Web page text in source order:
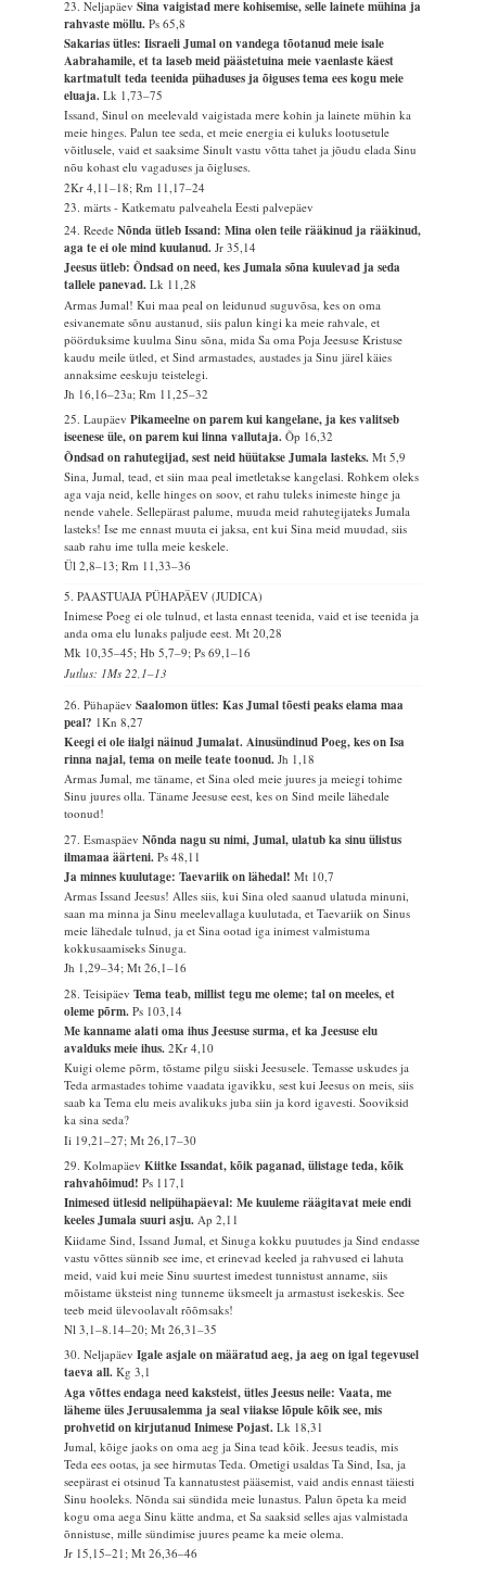
23. NeljapäevSina vaigistad mere kohisemise, selle lainete mühina ja
rahvaste möllu.Ps 65,8
Sakarias ütles: Iisraeli Jumal on vandega tõotanud meie isale
Aabrahamile, et ta laseb meid päästetuina meie vaenlaste käest
kartmatult teda teenida pühaduses ja õiguses tema ees kogu meie
eluaja.Lk 1,73–75
Issand, Sinul on meelevald vaigistada mere kohin ja lainete mühin ka
meie hinges. Palun tee seda, et meie energia ei kuluks lootusetule
võitlusele, vaid et saaksime Sinult vastu võtta tahet ja jõudu elada Sinu
nõu kohast elu vagaduses ja õigluses.
2Kr 4,11–18; Rm 11,17–24
23. märts - Katkematu palveahela Eesti palvepäev
24. ReedeNõnda ütleb Issand: Mina olen teile rääkinud ja rääkinud,
aga te ei ole mind kuulanud.Jr 35,14
Jeesus ütleb: Õndsad on need, kes Jumala sõna kuulevad ja seda
tallele panevad.Lk 11,28
Armas Jumal! Kui maa peal on leidunud suguvõsa, kes on oma
esivanemate sõnu austanud, siis palun kingi ka meie rahvale, et
pöörduksime kuulma Sinu sõna, mida Sa oma Poja Jeesuse Kristuse
kaudu meile ütled, et Sind armastades, austades ja Sinu järel käies
annaksime eeskuju teistelegi.
Jh 16,16–23a; Rm 11,25–32
25. LaupäevPikameelne on parem kui kangelane, ja kes valitseb
iseenese üle, on parem kui linna vallutaja.Õp 16,32
Õndsad on rahutegijad, sest neid hüütakse Jumala lasteks.Mt 5,9
Sina, Jumal, tead, et siin maa peal imetletakse kangelasi. Rohkem oleks
aga vaja neid, kelle hinges on soov, et rahu tuleks inimeste hinge ja
nende vahele. Sellepärast palume, muuda meid rahutegijateks Jumala
lasteks! Ise me ennast muuta ei jaksa, ent kui Sina meid muudad, siis
saab rahu ime tulla meie keskele.
Ül 2,8–13; Rm 11,33–36
5. PAASTUAJA PÜHAPÄEV (JUDICA)
Inimese Poeg ei ole tulnud, et lasta ennast teenida, vaid et ise teenida ja
anda oma elu lunaks paljude eest.Mt 20,28
Mk 10,35–45; Hb 5,7–9; Ps 69,1–16
Jutlus: 1Ms 22,1–13
26. PühapäevSaalomon ütles: Kas Jumal tõesti peaks elama maa
peal? 1Kn 8,27
Keegi ei ole iialgi näinud Jumalat. Ainusündinud Poeg, kes on Isa
rinna najal, tema on meile teate toonud.Jh 1,18
Armas Jumal, me täname, et Sina oled meie juures ja meiegi tohime
Sinu juures olla. Täname Jeesuse eest, kes on Sind meile lähedale
toonud!
27. EsmaspäevNõnda nagu su nimi, Jumal, ulatub ka sinu ülistus
ilmamaa äärteni.Ps 48,11
Ja minnes kuulutage: Taevariik on lähedal!Mt 10,7
Armas Issand Jeesus! Alles siis, kui Sina oled saanud ulatuda minuni,
saan ma minna ja Sinu meelevallaga kuulutada, et Taevariik on Sinus
meie lähedale tulnud, ja et Sina ootad iga inimest valmistuma
kokkusaamiseks Sinuga.
Jh 1,29–34; Mt 26,1–16
28. TeisipäevTema teab, millist tegu me oleme; tal on meeles, et
oleme põrm.Ps 103,14
Me kanname alati oma ihus Jeesuse surma, et ka Jeesuse elu
avalduks meie ihus.2Kr 4,10
Kuigi oleme põrm, tõstame pilgu siiski Jeesusele. Temasse uskudes ja
Teda armastades tohime vaadata igavikku, sest kui Jeesus on meis, siis
saab ka Tema elu meis avalikuks juba siin ja kord igavesti. Sooviksid
ka sina seda?
Ii 19,21–27; Mt 26,17–30
29. KolmapäevKiitke Issandat, kõik paganad, ülistage teda, kõik
rahvahõimud!Ps 117,1
Inimesed ütlesid nelipühapäeval: Me kuuleme räägitavat meie endi
keeles Jumala suuri asju.Ap 2,11
Kiidame Sind, Issand Jumal, et Sinuga kokku puutudes ja Sind endasse
vastu võttes sünnib see ime, et erinevad keeled ja rahvused ei lahuta
meid, vaid kui meie Sinu suurtest imedest tunnistust anname, siis
mõistame üksteist ning tunneme üksmeelt ja armastust isekeskis. See
teeb meid ülevoolavalt rõõmsaks!
Nl 3,1–8.14–20; Mt 26,31–35
30. NeljapäevIgale asjale on määratud aeg, ja aeg on igal tegevusel
taeva all.Kg 3,1
Aga võttes endaga need kaksteist, ütles Jeesus neile: Vaata, me
läheme üles Jeruusalemma ja seal viiakse lõpule kõik see, mis
prohvetid on kirjutanud Inimese Pojast.Lk 18,31
Jumal, kõige jaoks on oma aeg ja Sina tead kõik. Jeesus teadis, mis
Teda ees ootas, ja see hirmutas Teda. Ometigi usaldas Ta Sind, Isa, ja
seepärast ei otsinud Ta kannatustest pääsemist, vaid andis ennast täiesti
Sinu hooleks. Nõnda sai sündida meie lunastus. Palun õpeta ka meid
kogu oma aega Sinu kätte andma, et Sa saaksid selles ajas valmistada
õnnistuse, mille sündimise juures peame ka meie olema.
Jr 15,15–21; Mt 26,36–46